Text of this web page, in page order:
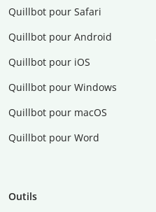
Quillbot pour Safari
Quillbot pour Android
Quillbot pour iOS
Quillbot pour Windows
Quillbot pour macOS
Quillbot pour Word
Outils